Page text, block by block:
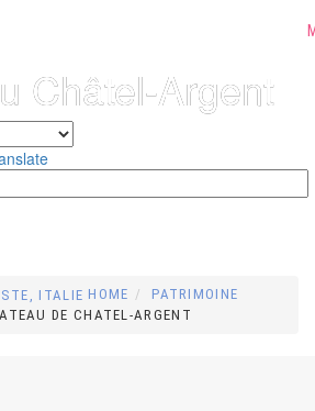
Châtel-Argent
HOME
PATRIMOINE
DE CHATEL-ARGENT